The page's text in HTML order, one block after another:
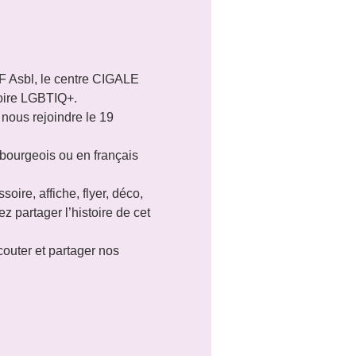
Asbl, le centre CIGALE
LGBTIQ+.
rejoindre le 19
ou en français
affiche, flyer, déco,
partager l’histoire de cet
et partager nos